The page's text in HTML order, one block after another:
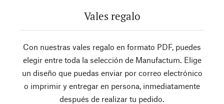
Vales regalo
Con nuestras vales regalo en formato PDF, puedes
elegir entre toda la selección de Manufactum. Elige
un diseño que puedas enviar por correo electrónico
o imprimir y entregar en persona, inmediatamente
después de realizar tu pedido.